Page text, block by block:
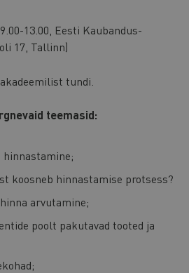
13.00, Eesti Kaubandus-
17, Tallinn)
tundi.
teemasid:
hinnastamine;
koosneb hinnastamise protsess?
arvutamine;
poolt pakutavad tooted ja